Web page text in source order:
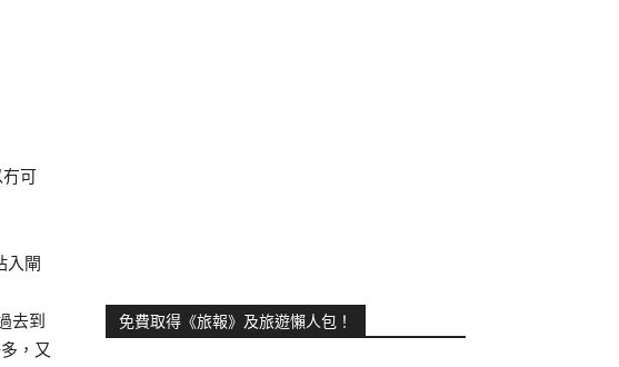
可
入閘
去到
，又
免費取得《旅報》及旅遊懶人包！